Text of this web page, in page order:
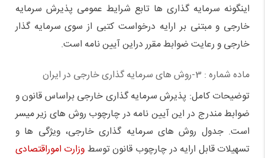
اینگونه سرمایه گذاری ها تابع شرایط عمومی پذیرش سرمایه
خارجی و مبتنی بر ارایه درخواست کتبی از سوی سرمایه گذار
خارجی و رعایت ضوابط مقرر دراین آیین نامه است.
ماده شماره : 3-روش های سرمایه گذاری خارجی در ایران
توضیحات کامل: پذیرش سرمایه گذاری خارجی براساس قانون و
ضوابط مندرج در این آیین نامه در چارچوب روش های زیر میسر
است. جدول روش های سرمایه گذاری خارجی، ویژگی ها و
تسهیلات قابل ارایه در چارچوب قانون توسطوزارت اموراقتصادی